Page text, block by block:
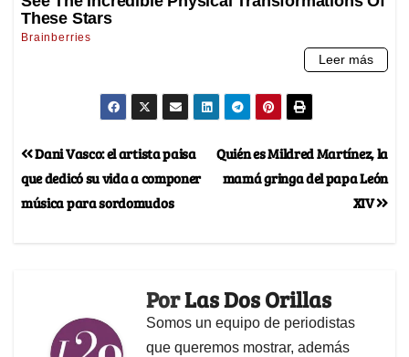
Quién es Mildred Martínez, la
mamá gringa del papa León
XIV
Dani Vasco: el artista paisa
que dedicó su vida a componer
música para sordomudos
PorLas Dos Orillas
Somos un equipo de periodistas
que queremos mostrar, además